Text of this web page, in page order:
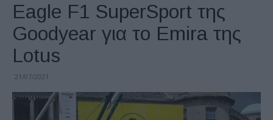
Eagle F1 SuperSport της
Goodyear για το Emira της
Lotus
21/07/2021